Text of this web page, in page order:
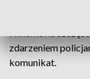
zdarzeniem
komunikat.